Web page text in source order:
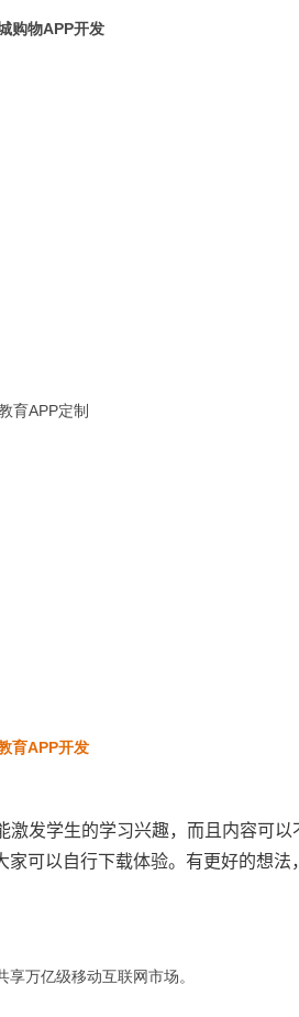
发学生的学习兴趣，而且内容可
可以自行下载体验。有更好的想法
万亿级移动互联网市场。